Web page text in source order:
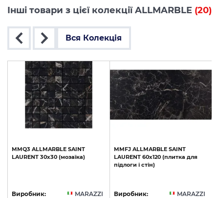
Інші товари з цієї колекції ALLMARBLE (20)
Вся Колекція
MMQ3 ALLMARBLE SAINT
LAURENT 30х30 (мозаїка)
Виробник: MARAZZI
MMFJ ALLMARBLE SAINT
LAURENT 60х120 (плитка для
підлоги і стін)
Виробник: MARAZZI